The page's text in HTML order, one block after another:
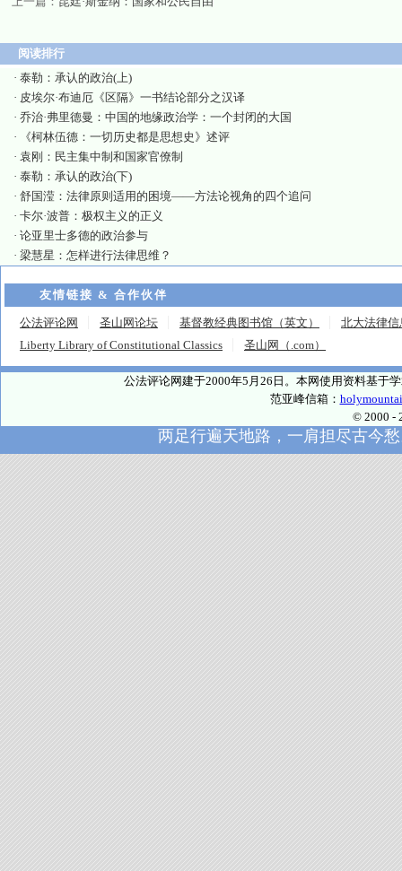
阅读排行
· 泰勒：承认的政治(上)
· 皮埃尔·布迪厄《区隔》一书结论部分之汉译
· 乔治·弗里德曼：中国的地缘政治学：一个封闭的大国
·
《柯林伍德：一切历史都是思想史》述评
· 袁刚：民主集中制和国家官僚制
· 泰勒：承认的政治(下)
· 舒国滢：法律原则适用的困境——方法论视角的四个追问
· 卡尔·波普：极权主义的正义
· 论亚里士多德的政治参与
· 梁慧星：怎样进行法律思维？
友情链接 & 合作伙伴
公法评论网 圣山网论坛 基督教经典图书馆（英文）
北大法律信
Liberty Library of Constitutional Classics
圣山网（.com）
公法评论网建于2000年5月26日。本网使用资料基于
范亚峰信箱：
© 2000 -
两足行遍天地路，一肩担尽古今